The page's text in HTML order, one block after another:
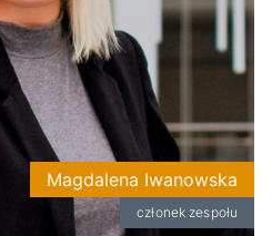
Magdalena Iwanowska
członek zespołu